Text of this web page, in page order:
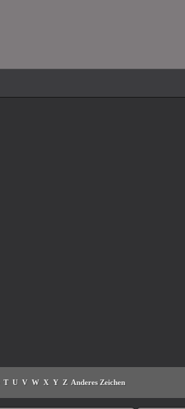
T U V W X Y Z Anderes Zeichen